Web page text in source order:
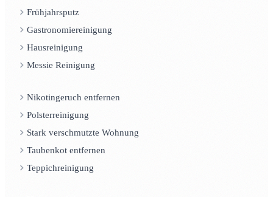
Frühjahrsputz
Gastronomiereinigung
Hausreinigung
Messie Reinigung
Nikotingeruch entfernen
Polsterreinigung
Stark verschmutzte Wohnung
Taubenkot entfernen
Teppichreinigung